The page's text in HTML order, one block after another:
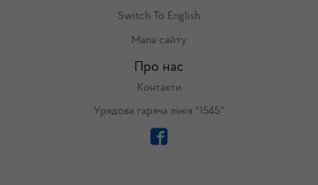
Switch To English
Мапа сайту
Про нас
Контакти
Урядова гаряча лінія "1545"